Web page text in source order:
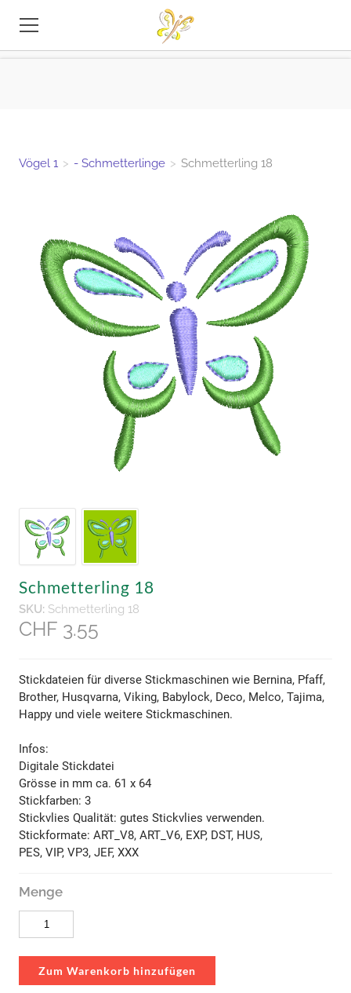
Vögel 1 > - Schmetterlinge > Schmetterling 18
Schmetterling 18
SKU: Schmetterling 18
CHF 3.55
Stickdateien für diverse Stickmaschinen wie Bernina, Pfaff,
Brother, Husqvarna, Viking, Babylock, Deco, Melco, Tajima,
Happy und viele weitere Stickmaschinen.
​Infos:
Digitale Stickdatei
Grösse in mm ca. 61 x 64
Stickfarben: 3
Stickvlies Qualität: gutes Stickvlies verwenden.
Stickformate: ART_V8, ART_V6, EXP, DST, HUS,
PES, VIP, VP3, JEF, XXX
Menge
Zum Warenkorb hinzufügen